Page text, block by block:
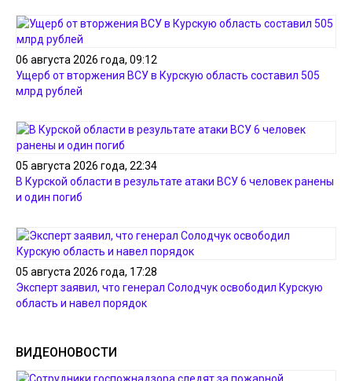
06 августа 2026 года, 09:12
Ущерб от вторжения ВСУ в Курскую область составил 505
млрд рублей
05 августа 2026 года, 22:34
В Курской области в результате атаки ВСУ 6 человек ранены
и один погиб
05 августа 2026 года, 17:28
Эксперт заявил, что генерал Солодчук освободил Курскую
область и навел порядок
ВИДЕОНОВОСТИ